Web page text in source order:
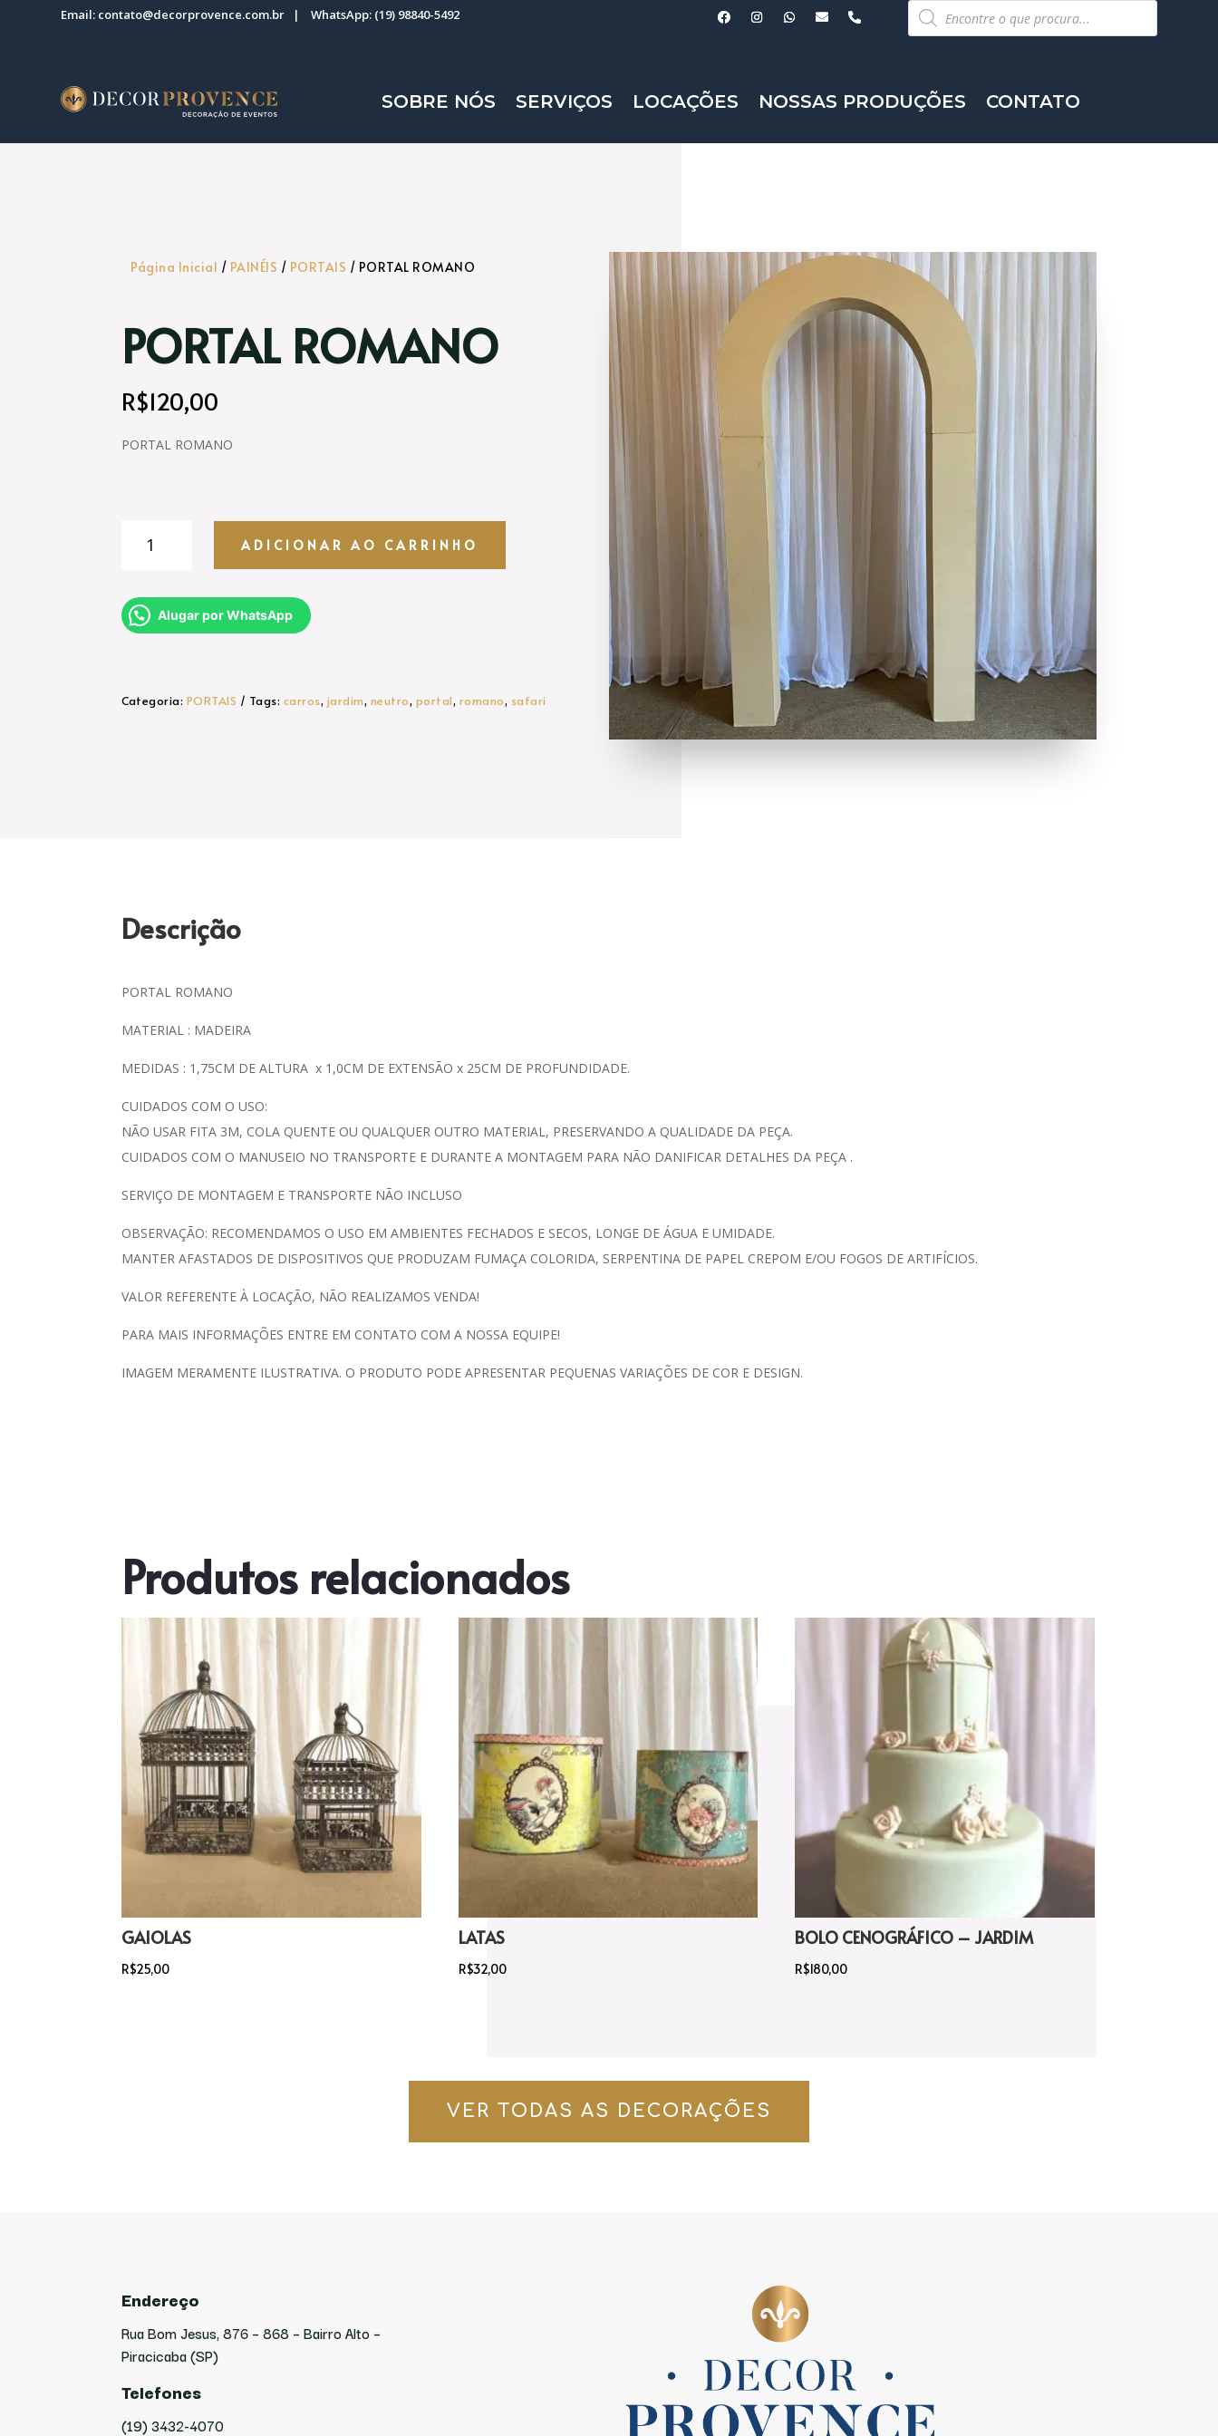
Email: contato@decorprovence.com.br | WhatsApp: (19) 98840-5492
Pesquisar
produtos
SOBRE NÓS SERVIÇOS LOCAÇÕES NOSSAS PRODUÇÕES CONTATO
Página Inicial / PAINÉIS / PORTAIS / PORTAL ROMANO
PORTAL ROMANO
R$120,00
PORTAL ROMANO
ROMANO
ADICIONAR AO CARRINHO
Alugar por WhatsApp
Categoria: PORTAIS Tags: carros, jardim, neutro, portal, romano, safari
Descrição
PORTAL ROMANO
MATERIAL : MADEIRA
MEDIDAS : 1,75CM DE ALTURA x 1,0CM DE EXTENSÃO x 25CM DE PROFUNDIDADE.
CUIDADOS COM O USO:
NÃO USAR FITA 3M, COLA QUENTE OU QUALQUER OUTRO MATERIAL, PRESERVANDO A QUALIDADE DA PEÇA.
CUIDADOS COM O MANUSEIO NO TRANSPORTE E DURANTE A MONTAGEM PARA NÃO DANIFICAR DETALHES DA PEÇA .
SERVIÇO DE MONTAGEM E TRANSPORTE NÃO INCLUSO
OBSERVAÇÃO: RECOMENDAMOS O USO EM AMBIENTES FECHADOS E SECOS, LONGE DE ÁGUA E UMIDADE.
MANTER AFASTADOS DE DISPOSITIVOS QUE PRODUZAM FUMAÇA COLORIDA, SERPENTINA DE PAPEL CREPOM E/OU FOGOS DE ARTIFÍCIOS.
VALOR REFERENTE À LOCAÇÃO, NÃO REALIZAMOS VENDA!
PARA MAIS INFORMAÇÕES ENTRE EM CONTATO COM A NOSSA EQUIPE!
IMAGEM MERAMENTE ILUSTRATIVA. O PRODUTO PODE APRESENTAR PEQUENAS VARIAÇÕES DE COR E DESIGN.
Produtos relacionados
GAIOLAS
R$25,00
LATAS
R$32,00
BOLO CENOGRÁFICO – JARDIM
R$180,00
VER TODAS AS DECORAÇÕES
Endereço
Rua Bom Jesus, 876 – 868 – Bairro Alto –
Piracicaba (SP)
Telefones
(19) 3432-4070